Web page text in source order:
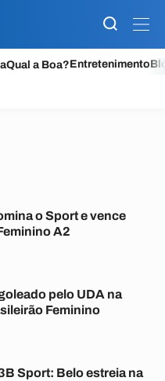
Qual a Boa?Entretenimento
o Sport e vence
A2
pelo UDA na
Feminino
Sport: Belo estreia na